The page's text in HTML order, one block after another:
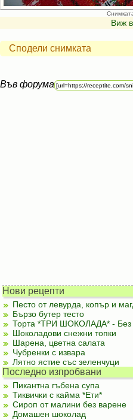
Виж
Сподели снимката
Във форума
Нови рецепти
Песто от левурда, копър и
Бързо бутер тесто
Торта *ТРИ ШОКОЛАДА* - Без
Шоколадови снежни топки
Шарена, цветна салата
Чубренки с извара
Лятно ястие със зеленчуци
Последно изпробвани
Пикантна гъбена супа
Тиквички с кайма *Ети*
Сироп от малини без варене
Домашен шоколад